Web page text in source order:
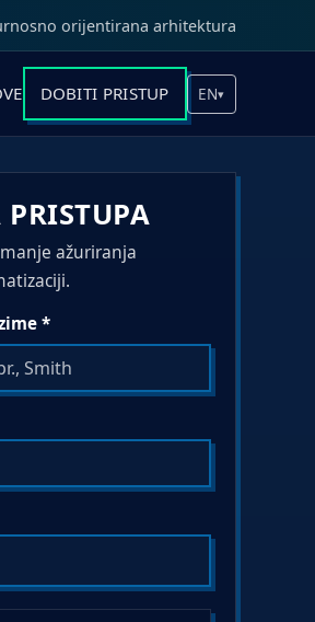
orijentirana arhitektura
DOBITI PRISTUP EN▾
PRISTUPA
ažuriranja
*